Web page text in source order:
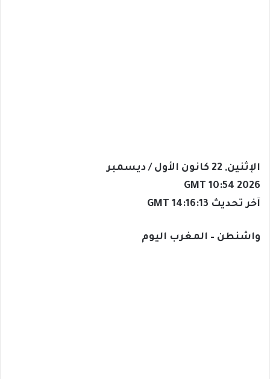
الإثنين, 22 كانون الأول / ديسمبر
GMT 10:54 2026
آخر تحديث 14:16:13 GMT
واشنطن – المغرب اليوم